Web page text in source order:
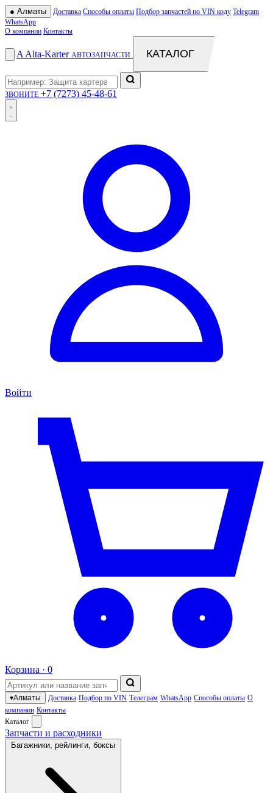
● Алматы Доставка Способы оплаты Подбор запчастей по VIN коду Telegram
WhatsApp
О компании Контакты
A Alta-Karter АВТОЗАПЧАСТИ КАТАЛОГ
ЗВОНИТЕ +7 (7273) 45-48-61
Войти
Корзина · 0
▾Алматы Доставка Подбор по VIN Телеграм WhatsApp Способы оплаты О
компании Контакты
Каталог
Запчасти и расходники
Багажники, рейлинги, боксы